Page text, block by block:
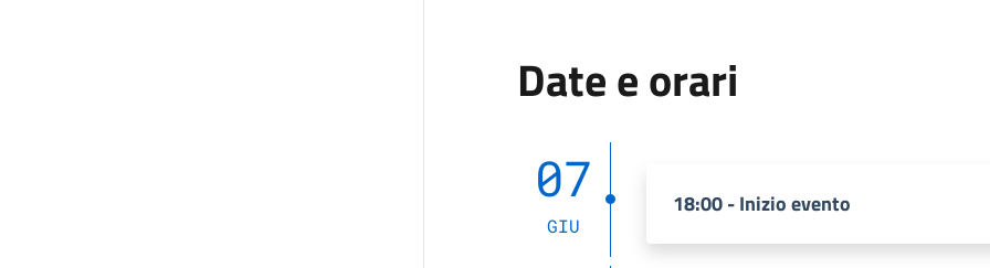
Date e orari
07
GIU
18:00 - Inizio evento